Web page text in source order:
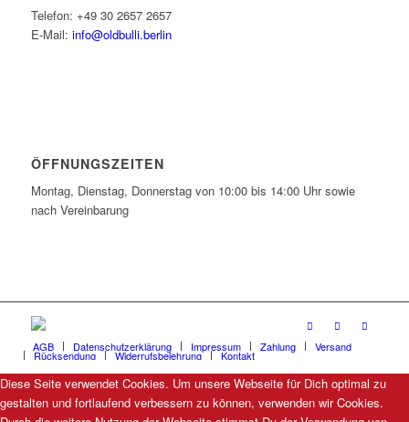
Telefon: +49 30 2657 2657
E-Mail: info@oldbulli.berlin
ÖFFNUNGSZEITEN
Montag, Dienstag, Donnerstag von 10:00 bis 14:00 Uhr sowie
nach Vereinbarung
AGB Datenschutzerklärung Impressum Zahlung Versand
Rücksendung Widerrufsbelehrung Kontakt
Diese Seite verwendet Cookies. Um unsere Webseite für Dich optimal zu
gestalten und fortlaufend verbessern zu können, verwenden wir Cookies.